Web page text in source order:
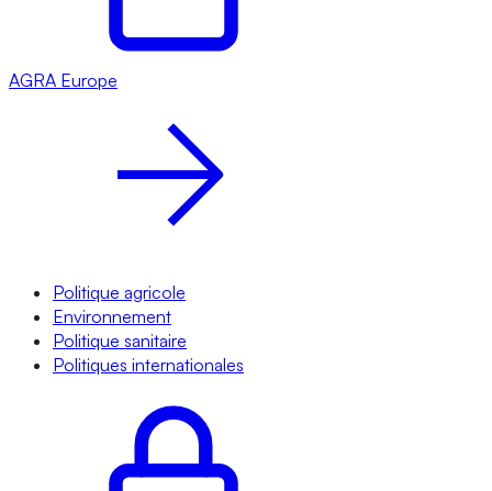
AGRA Europe
Politique agricole
Environnement
Politique sanitaire
Politiques internationales